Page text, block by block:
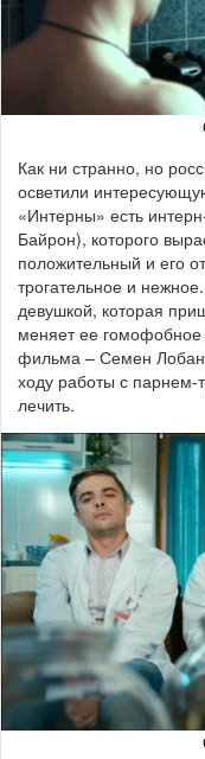
Как ни странно, но
осветили
«Интерны» есть
Байрон), которого
положительный и его
трогательное и
девушкой, которая
меняет ее гомофобное
фильма – Семен
ходу работы с парнем-
лечить.